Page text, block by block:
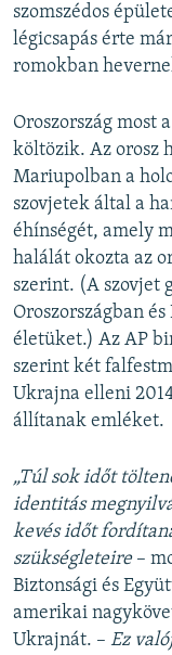
szomszédos
légicsapás érte
romokban
Oroszország most
költözik. Az orosz
Mariupolban a
szovjetek által a
éhínségét, amely
halálát okozta az
szerint. (A szovjet
Oroszországban
életüket.) Az AP
szerint két
Ukrajna elleni
állítanak emléket.
„Túl sok időt
identitás
kevés időt
szükségleteire–
Biztonsági és
amerikai
Ukrajnát. – Ez